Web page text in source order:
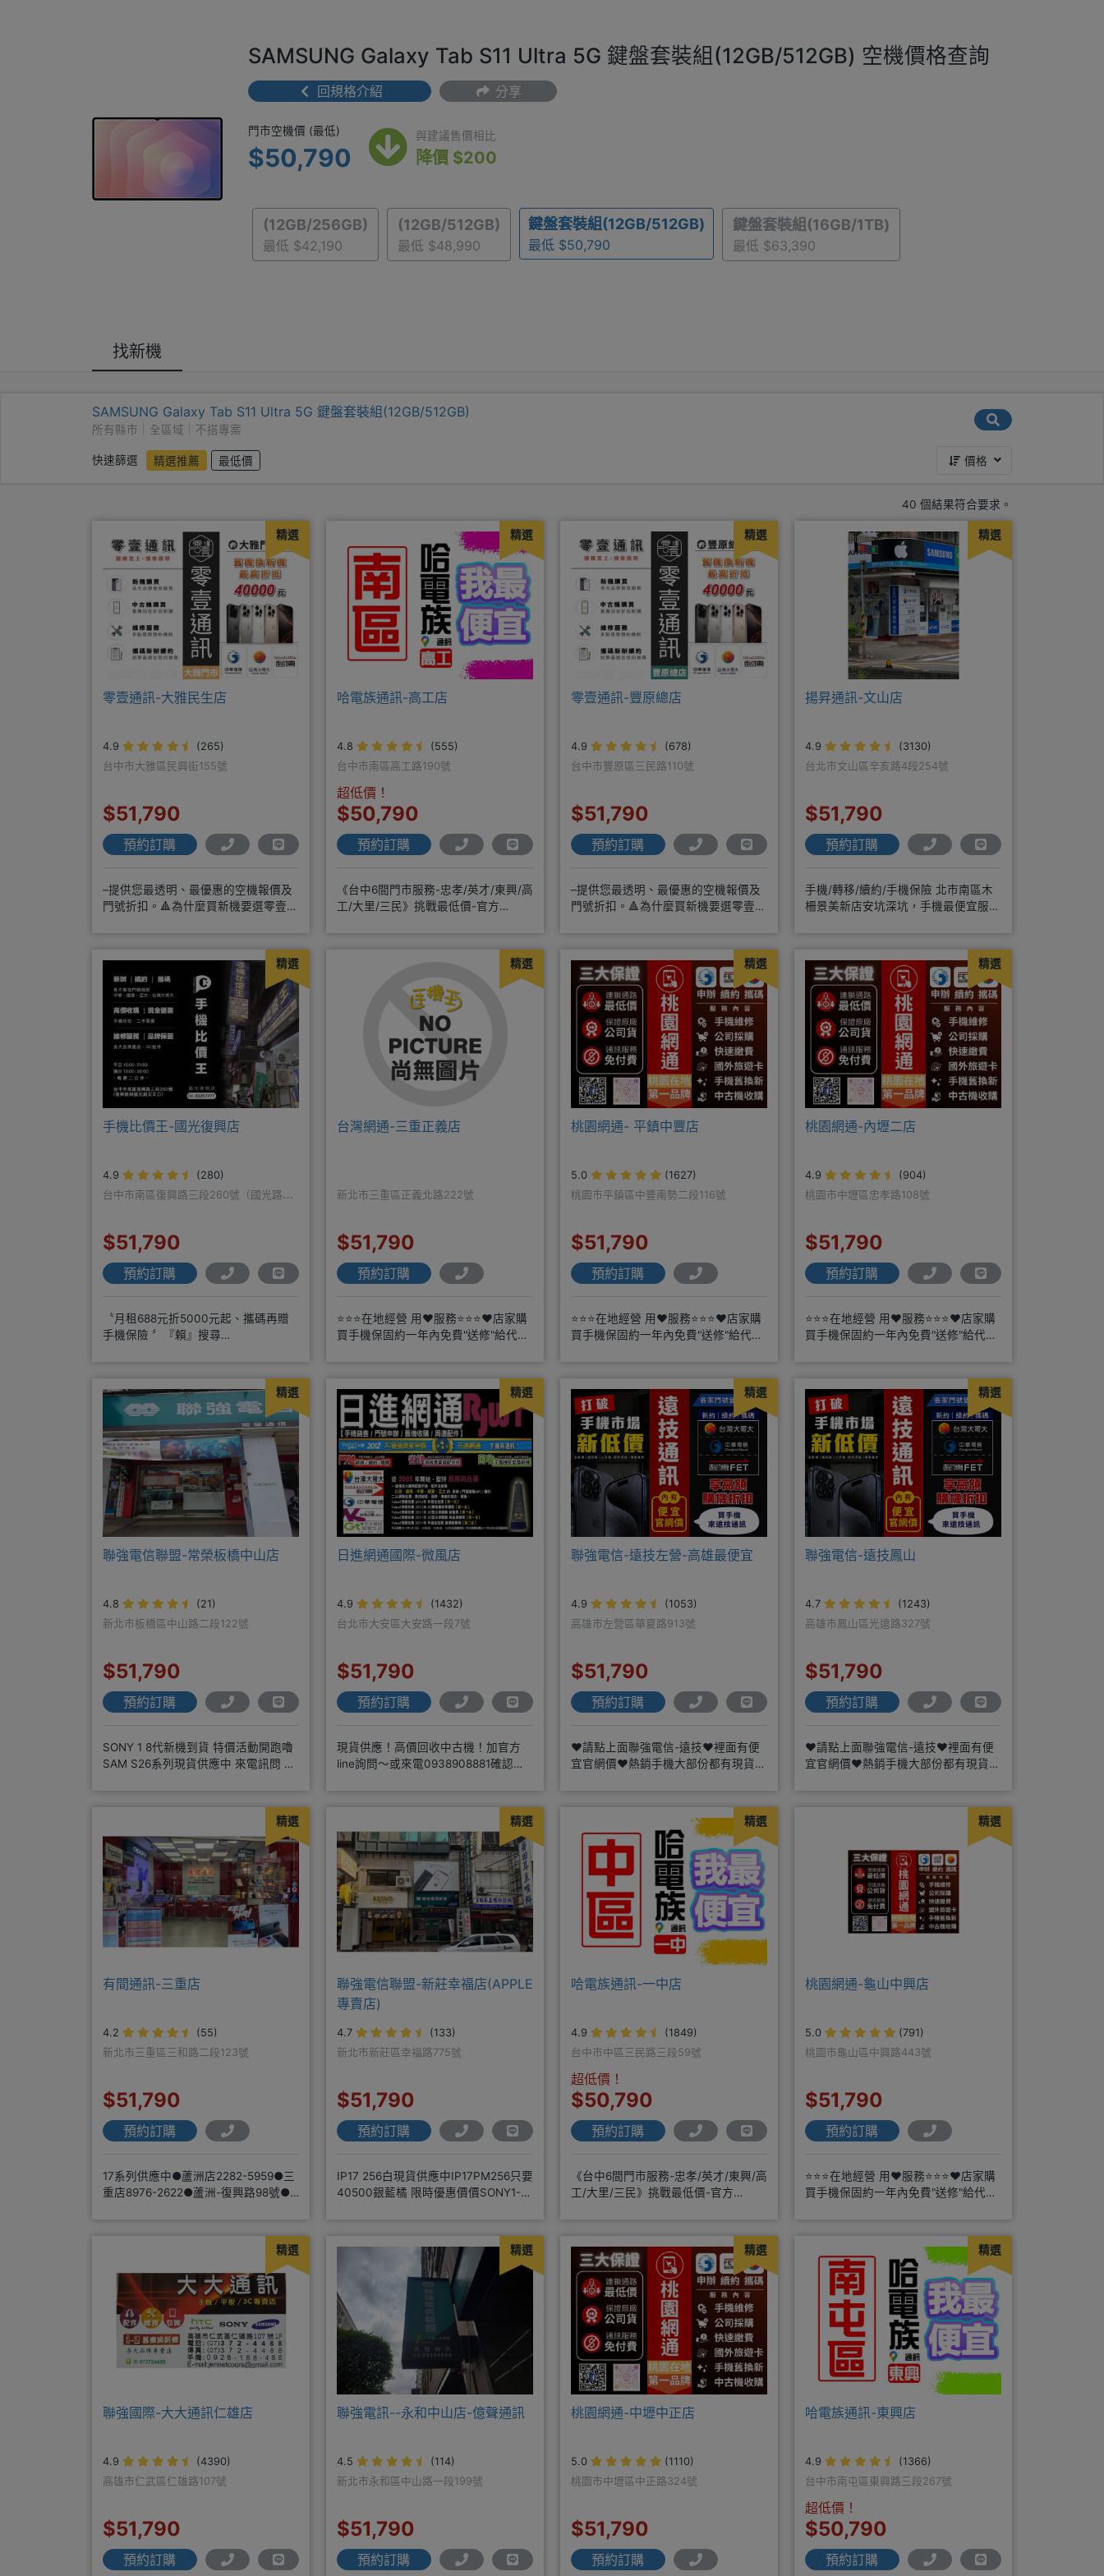
SAMSUNG Galaxy Tab S11 Ultra 5G 鍵盤套裝組(12GB/512GB) 空機價格查詢
回規格介紹 分享
門市空機價 (最低) $50,790
門市空機價 (最低)
$50,790
與建議售價相比
降價 $200
(12GB/256GB)
最低 $42,190
(12GB/512GB)
最低 $48,990
鍵盤套裝組(12GB/512GB)
最低 $50,790
鍵盤套裝組(16GB/1TB)
最低 $63,390
找新機
SAMSUNG Galaxy Tab S11 Ultra 5G 鍵盤套裝組(12GB/512GB)
所有縣市｜全區域｜不搭專案
快速篩選 精選推薦 最低價 價格
40 個結果符合要求。
精選
零壹通訊-大雅民生店
4.9
(265)
台中市大雅區民興街155號
$51,790
預約訂購
–提供您最透明、最優惠的空機報價及
門號折扣。🔺為什麼買新機要選零壹通
精選
哈電族通訊-高工店
4.8
(555)
台中市南區高工路190號
超低價！
$50,790
預約訂購
《台中6間門市服務-忠孝/英才/東興/高
工/大里/三民》挑戰最低價-官方
精選
零壹通訊-豐原總店
4.9
(678)
台中市豐原區三民路110號
$51,790
預約訂購
–提供您最透明、最優惠的空機報價及
門號折扣。🔺為什麼買新機要選零壹通
精選
揚昇通訊-文山店
4.9
(3130)
台北市文山區辛亥路4段254號
$51,790
預約訂購
手機/轉移/續約/手機保險 北市南區木
柵景美新店安坑深坑，手機最便宜服務
精選
手機比價王-國光復興店
4.9
(280)
台中市南區復興路三段260號（國光路口
$51,790
預約訂購
〝月租688元折5000元起、攜碼再贈
手機保險 〞『賴』搜尋
精選
台灣網通-三重正義店
新北市三重區正義北路222號
$51,790
預約訂購
⭐⭐⭐在地經營 用❤️服務⭐⭐⭐❤️店家購
買手機保固約一年內免費"送修"給代理
精選
桃園網通- 平鎮中豐店
5.0
(1627)
桃園市平鎮區中豐南勢二段116號
$51,790
預約訂購
⭐⭐⭐在地經營 用❤️服務⭐⭐⭐❤️店家購
買手機保固約一年內免費"送修"給代理
精選
桃園網通-內壢二店
4.9
(904)
桃園市中壢區忠孝路108號
$51,790
預約訂購
⭐⭐⭐在地經營 用❤️服務⭐⭐⭐❤️店家購
買手機保固約一年內免費"送修"給代理
精選
聯強電信聯盟-常榮板橋中山店
4.8
(21)
新北市板橋區中山路二段122號
$51,790
預約訂購
SONY 1 8代新機到貨 特價活動開跑嚕
SAM S26系列現貨供應中 來電訊問 給
精選
日進網通國際-微風店
4.9
(1432)
台北市大安區大安路一段7號
$51,790
預約訂購
現貨供應！高價回收中古機！加官方
line詢問～或來電0938908881確認現
精選
聯強電信-遠技左營-高雄最便宜
4.9
(1053)
高雄市左營區華夏路913號
$51,790
預約訂購
❤️請點上面聯強電信-遠技❤️裡面有便
宜官網價❤️熱銷手機大部份都有現貨
精選
聯強電信-遠技鳳山
4.7
(1243)
高雄市鳳山區光遠路327號
$51,790
預約訂購
❤️請點上面聯強電信-遠技❤️裡面有便
宜官網價❤️熱銷手機大部份都有現貨
精選
有間通訊-三重店
4.2
(55)
新北市三重區三和路二段123號
$51,790
預約訂購
17系列供應中●蘆洲店2282-5959●三
重店8976-2622●蘆洲-復興路98號●
精選
聯強電信聯盟-新莊幸福店(APPLE
專賣店)
4.7
(133)
新北市新莊區幸福路775號
$51,790
預約訂購
IP17 256白現貨供應中IP17PM256只要
40500銀藍橘 限時優惠價價SONY1-8
精選
哈電族通訊-一中店
4.9
(1849)
台中市中區三民路三段59號
超低價！
$50,790
預約訂購
《台中6間門市服務-忠孝/英才/東興/高
工/大里/三民》挑戰最低價-官方
精選
桃園網通-龜山中興店
5.0
(791)
桃園市龜山區中興路443號
$51,790
預約訂購
⭐⭐⭐在地經營 用❤️服務⭐⭐⭐❤️店家購
買手機保固約一年內免費"送修"給代理
精選
聯強國際-大大通訊仁雄店
4.9
(4390)
高雄市仁武區仁雄路107號
$51,790
預約訂購
精選
聯強電訊--永和中山店-億聲通訊
4.5
(114)
新北市永和區中山路一段199號
$51,790
預約訂購
精選
桃園網通-中壢中正店
5.0
(1110)
桃園市中壢區中正路324號
$51,790
預約訂購
精選
哈電族通訊-東興店
4.9
(1366)
台中市南屯區東興路三段267號
超低價！
$50,790
預約訂購